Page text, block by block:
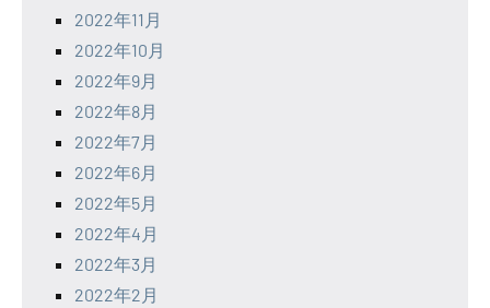
2022年11月
2022年10月
2022年9月
2022年8月
2022年7月
2022年6月
2022年5月
2022年4月
2022年3月
2022年2月